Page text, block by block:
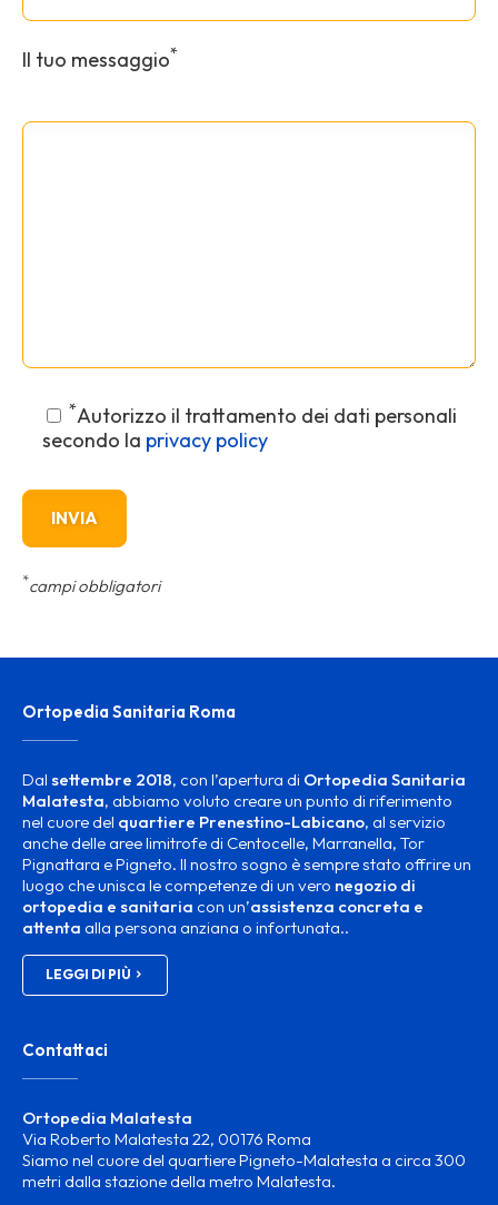
Il tuo messaggio*
*Autorizzo il trattamento dei dati personali
secondo la privacy policy
*campi obbligatori
Ortopedia Sanitaria Roma
Dal settembre 2018, con l’apertura di Ortopedia Sanitaria
Malatesta, abbiamo voluto creare un punto di riferimento
nel cuore del quartiere Prenestino-Labicano, al servizio
anche delle aree limitrofe di Centocelle, Marranella, Tor
Pignattara e Pigneto. Il nostro sogno è sempre stato offrire un
luogo che unisca le competenze di un vero negozio di
ortopedia e sanitaria con un’assistenza concreta e
attenta alla persona anziana o infortunata..
LEGGI DI PIÙ
Contattaci
Ortopedia Malatesta
Via Roberto Malatesta 22, 00176 Roma
Siamo nel cuore del quartiere Pigneto-Malatesta a circa 300
metri dalla stazione della metro Malatesta.